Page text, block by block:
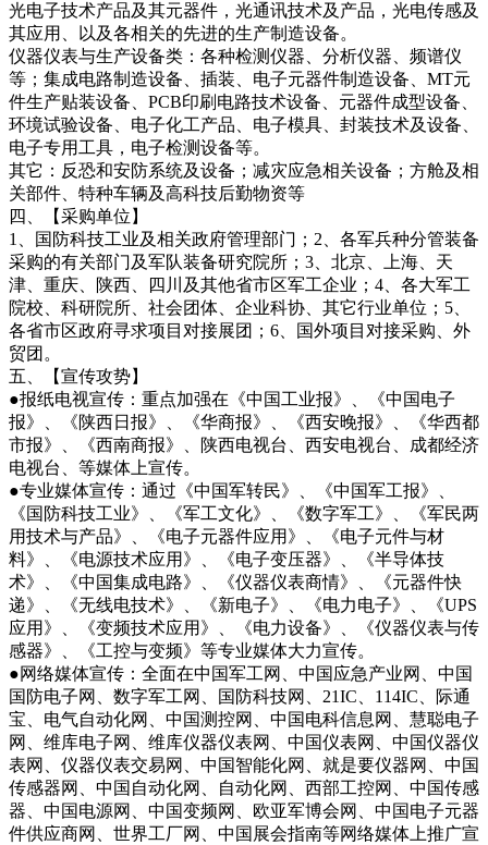
光电子技术产品及其元器件，光通讯技术及产品，光电传感及
其应用、以及各相关的先进的生产制造设备。
仪器仪表与生产设备类：各种检测仪器、分析仪器、频谱仪
等；集成电路制造设备、插装、电子元器件制造设备、MT元
件生产贴装设备、PCB印刷电路技术设备、元器件成型设备、
环境试验设备、电子化工产品、电子模具、封装技术及设备、
电子专用工具，电子检测设备等。
其它：反恐和安防系统及设备；减灾应急相关设备；方舱及相
关部件、特种车辆及高科技后勤物资等
四、【采购单位】
1、国防科技工业及相关政府管理部门；2、各军兵种分管装备
采购的有关部门及军队装备研究院所；3、北京、上海、天
津、重庆、陕西、四川及其他省市区军工企业；4、各大军工
院校、科研院所、社会团体、企业科协、其它行业单位；5、
各省市区政府寻求项目对接展团；6、国外项目对接采购、外
贸团。
五、【宣传攻势】
●报纸电视宣传：重点加强在《中国工业报》、《中国电子
报》、《陕西日报》、《华商报》、《西安晚报》、《华西都
市报》、《西南商报》、陕西电视台、西安电视台、成都经济
电视台、等媒体上宣传。
●专业媒体宣传：通过《中国军转民》、《中国军工报》、
《国防科技工业》、《军工文化》、《数字军工》、《军民两
用技术与产品》、《电子元器件应用》、《电子元件与材
料》、《电源技术应用》、《电子变压器》、《半导体技
术》、《中国集成电路》、《仪器仪表商情》、《元器件快
递》、《无线电技术》、《新电子》、《电力电子》、《UPS
应用》、《变频技术应用》、《电力设备》、《仪器仪表与传
感器》、《工控与变频》等专业媒体大力宣传。
●网络媒体宣传：全面在中国军工网、中国应急产业网、中国
国防电子网、数字军工网、国防科技网、21IC、114IC、际通
宝、电气自动化网、中国测控网、中国电科信息网、慧聪电子
网、维库电子网、维库仪器仪表网、中国仪表网、中国仪器仪
表网、仪器仪表交易网、中国智能化网、就是要仪器网、中国
传感器网、中国自动化网、自动化网、西部工控网、中国传感
器、中国电源网、中国变频网、欧亚军博会网、中国电子元器
件供应商网、世界工厂网、中国展会指南等网络媒体上推广宣